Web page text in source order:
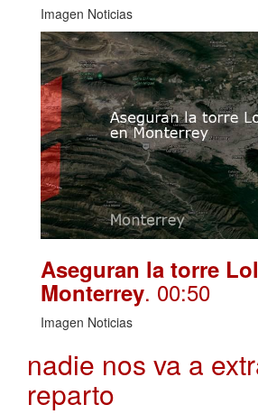
Imagen Noticias
Aseguran la torre
Monterrey. 00:50
Imagen Noticias
nadie nos va a
reparto